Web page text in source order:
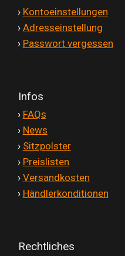
› Kontoeinstellungen
› Adresseinstellung
› Passwort vergessen
Infos
› FAQs
› News
› Sitzpolster
› Preislisten
› Versandkosten
› Händlerkonditionen
Rechtliches